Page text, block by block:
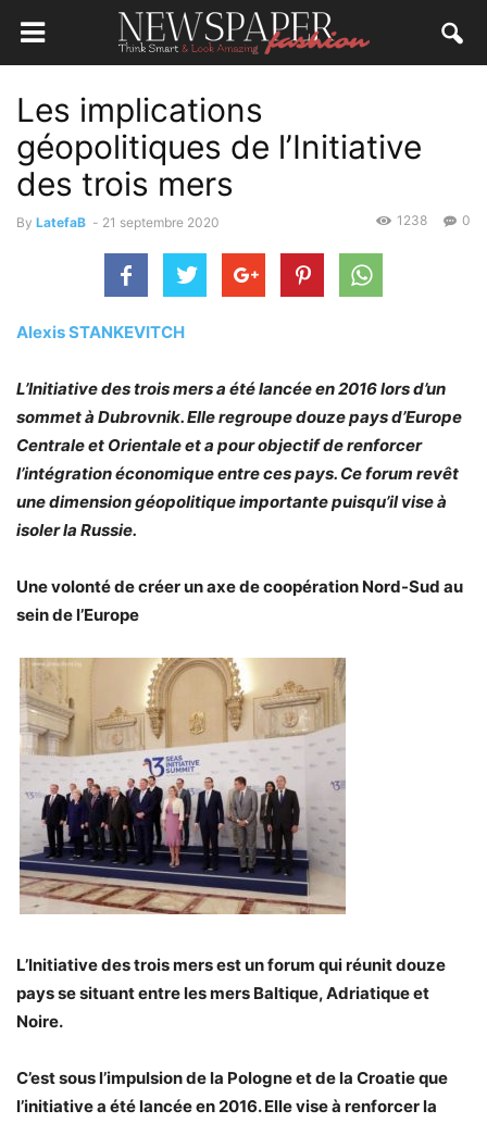
Les implications
géopolitiques de l’Initiative
des trois mers
By LatefaB - 21 septembre 2020 0
1238
Alexis STANKEVITCH
L’Initiative des trois mers a été lancée en 2016 lors d’un
sommet à Dubrovnik. Elle regroupe douze pays d’Europe
Centrale et Orientale et a pour objectif de renforcer
l’intégration économique entre ces pays. Ce forum revêt
une dimension géopolitique importante puisqu’il vise à
isoler la Russie.
Une volonté de créer un axe de coopération Nord-Sud au
sein de l’Europe
L’Initiative des trois mers est un forum qui réunit douze
pays se situant entre les mers Baltique, Adriatique et
Noire.
C’est sous l’impulsion de la Pologne et de la Croatie que
l’initiative a été lancée en 2016. Elle vise à renforcer la